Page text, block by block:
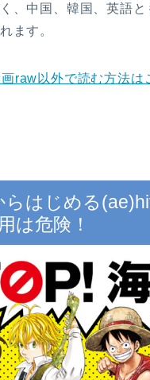
、中国、韓国、英語と
ます。
raw以外で読む方法は
らはじめる
は危険！